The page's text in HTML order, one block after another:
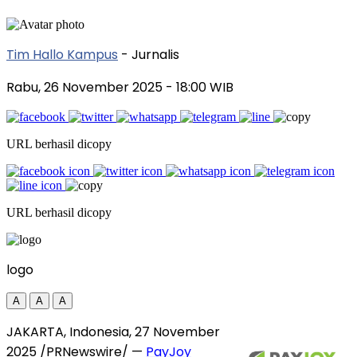
Tim Hallo Kampus - Jurnalis
Rabu, 26 November 2025 - 18:00 WIB
URL berhasil dicopy
URL berhasil dicopy
logo
A A A
JAKARTA, Indonesia,27 November
2025 /PRNewswire/ — PayJoy